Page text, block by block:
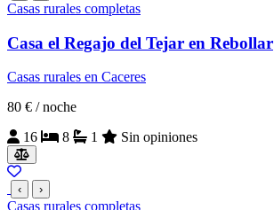
Casas rurales completas
Casa el Regajo del Tejar en Rebollar
Casas rurales en Caceres
80 € / noche
16
8 1 Sin opiniones
‹ ›
Casas rurales completas